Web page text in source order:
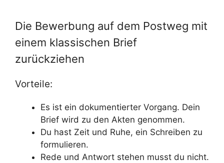
Die Bewerbung auf dem Postweg mit
einem klassischen Brief
zurückziehen
Vorteile:
Es ist ein dokumentierter Vorgang. Dein
Brief wird zu den Akten genommen.
Du hast Zeit und Ruhe, ein Schreiben zu
formulieren.
Rede und Antwort stehen musst du nicht.